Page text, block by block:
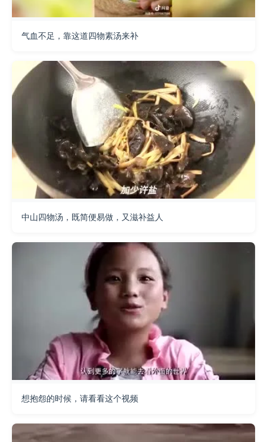
气血不足，靠这道四物素汤来补
中山四物汤，既简便易做，又滋补益人
想抱怨的时候，请看看这个视频